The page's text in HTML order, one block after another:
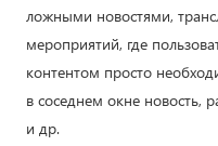
ложными новостями,
мероприятий, где
контентом просто
в соседнем окне новость,
и др.